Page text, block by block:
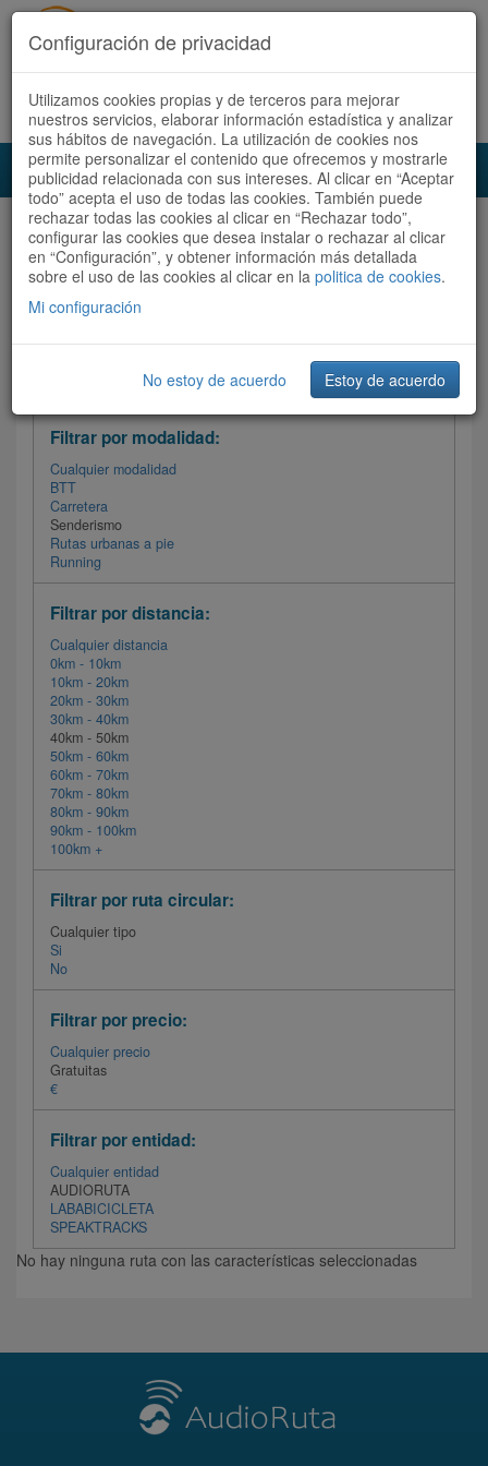
Acceder Registrate ahora Español | Català
Audioruta Todas las rutas
Todas las rutas Ordenar por:Más recientes
Filtrar las rutas
Filtrar por modalidad:
Cualquier modalidad
BTT
Carretera
Senderismo
Rutas urbanas a pie
Running
Filtrar por distancia:
Cualquier distancia
0km - 10km
10km - 20km
20km - 30km
30km - 40km
40km - 50km
50km - 60km
60km - 70km
70km - 80km
80km - 90km
90km - 100km
100km +
Filtrar por ruta circular:
Cualquier tipo
Si
No
Filtrar por precio:
Cualquier precio
Gratuitas
€
Filtrar por entidad:
Cualquier entidad
AUDIORUTA
LABABICICLETA
SPEAKTRACKS
No hay ninguna ruta con las características seleccionadas
Configuración de privacidad
Utilizamos cookies propias y de terceros para mejorar
nuestros servicios, elaborar información estadística y analizar
sus hábitos de navegación. La utilización de cookies nos
permite personalizar el contenido que ofrecemos y mostrarle
publicidad relacionada con sus intereses. Al clicar en “Aceptar
todo” acepta el uso de todas las cookies. También puede
rechazar todas las cookies al clicar en “Rechazar todo”,
configurar las cookies que desea instalar o rechazar al clicar
en “Configuración”, y obtener información más detallada
sobre el uso de las cookies al clicar en la politica de cookies.
Mi configuración
No estoy de acuerdo Estoy de acuerdo